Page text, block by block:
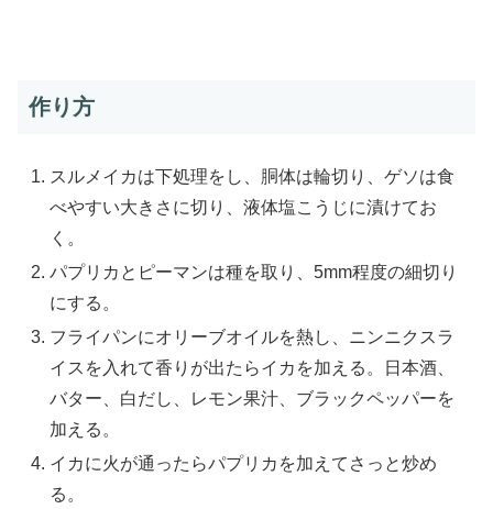
作り方
スルメイカは下処理をし、胴体は輪切り、ゲソは食
べやすい大きさに切り、液体塩こうじに漬けてお
く。
パプリカとピーマンは種を取り、5mm程度の細切り
にする。
フライパンにオリーブオイルを熱し、ニンニクスラ
イスを入れて香りが出たらイカを加える。日本酒、
バター、白だし、レモン果汁、ブラックペッパーを
加える。
イカに火が通ったらパプリカを加えてさっと炒め
る。